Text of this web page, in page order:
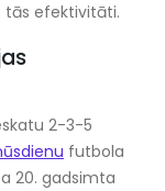
tās efektivitāti.
2-3-5
futbola
20. gadsimta